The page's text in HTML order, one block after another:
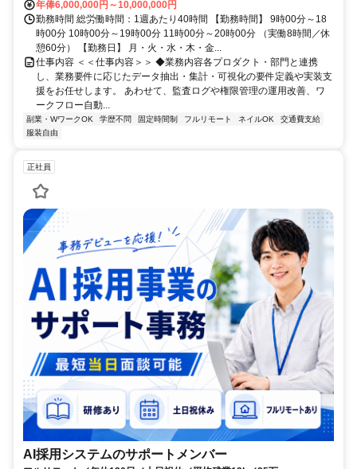
年俸6,000,000円～10,000,000円
勤務時間 総労働時間：1週あたり40時間 【勤務時間】 9時00分～18
時00分 10時00分～19時00分 11時00分～20時00分 （実働8時間／休
憩60分） 【勤務日】 月・火・水・木・金...
仕事内容 ＜＜仕事内容＞＞ ◆業務内容各プロダクト・部門と連携
し、業務要件に応じたデータ抽出・集計・可視化の要件定義や実装支
援をお任せします。 あわせて、監査ログや権限管理の運用改善、ワ
ークフロー自動...
副業・WワークOK 学歴不問 固定時間制 フルリモート ネイルOK
交通費支給
服装自由
正社員
AI採用システムのサポートメンバー